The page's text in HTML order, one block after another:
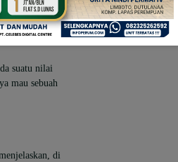
Gorontalo,
kinerja
suatu nilai
mau sebuah
di